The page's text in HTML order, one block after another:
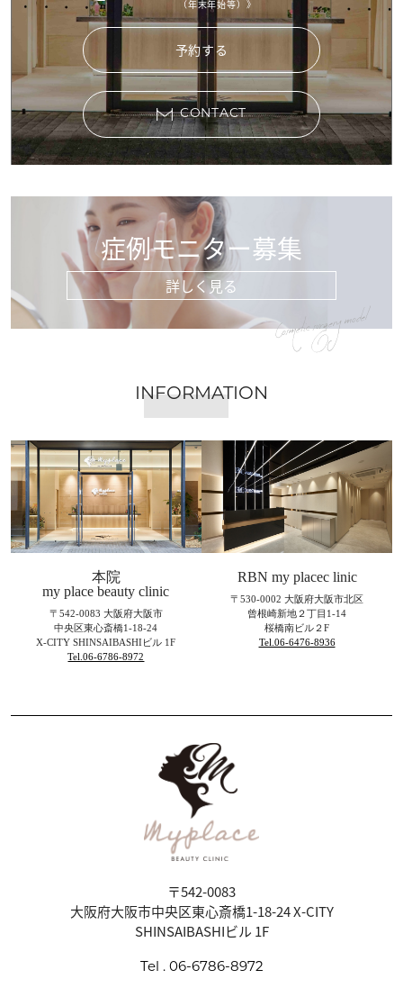
（年末年始等）》
予約する
CONTACT
症例モニター募集
詳しく見る
Cosmetic surgery model
INFORMATION
本院
my place beauty clinic
〒542-0083 大阪府大阪市
中央区東心斎橋1-18-24
X-CITY SHINSAIBASHIビル 1F
Tel.06-6786-8972
RBN my placec linic
〒530-0002 大阪府大阪市北区
曾根崎新地２丁目1-14
桜橋南ビル２F
Tel.06-6476-8936
〒542-0083
大阪府大阪市中央区東心斎橋1-18-24 X-CITY
SHINSAIBASHIビル 1F
Tel . 06-6786-8972